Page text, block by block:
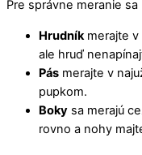
Pre správne meranie
Hrudníkmerajte v
ale hruď
Pás merajte v
pupkom.
Boky sa merajú
rovno a nohy